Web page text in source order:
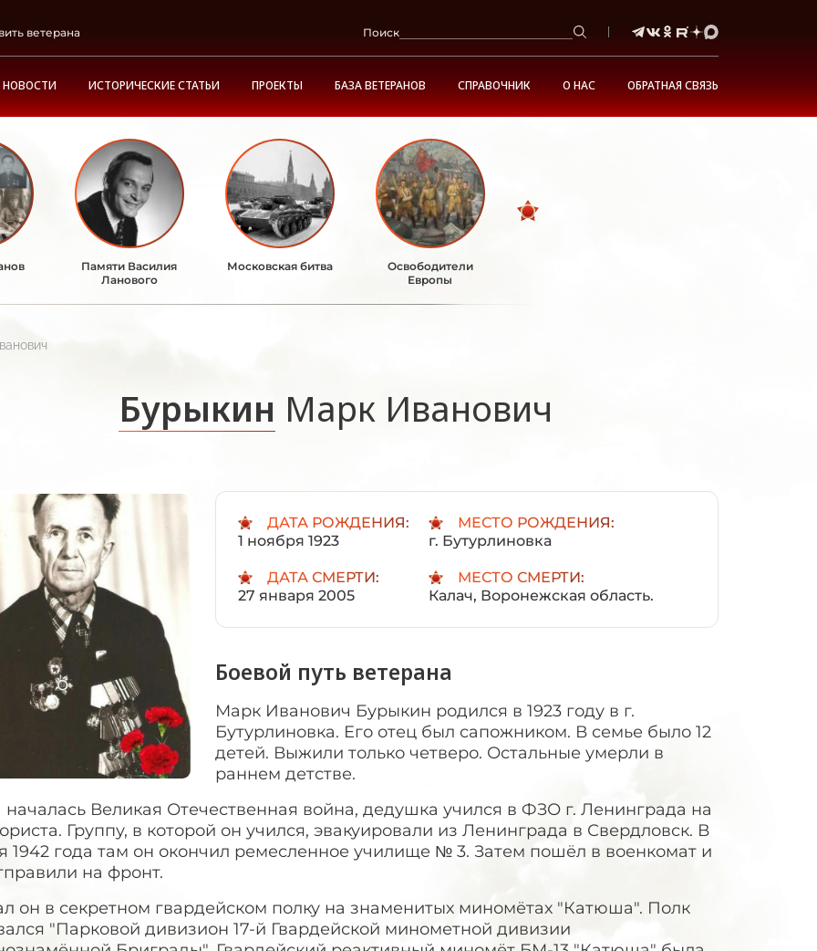
ветерана Поиск
НОВОСТИ ИСТОРИЧЕСКИЕ СТАТЬИ ПРОЕКТЫ БАЗА ВЕТЕРАНОВ СПРАВОЧНИК О НАС ОБРАТНАЯ СВЯЗЬ
Памяти Василия
Ланового
Московская битва
Освободители
Европы
Бурыкин Марк Иванович
ДАТА РОЖДЕНИЯ:
1 ноября 1923
МЕСТО РОЖДЕНИЯ:
г. Бутурлиновка
ДАТА СМЕРТИ:
27 января 2005
МЕСТО СМЕРТИ:
Калач, Воронежская область.
Боевой путь ветерана
Марк Иванович Бурыкин родился в 1923 году в г.
Бутурлиновка. Его отец был сапожником. В семье было 12
детей. Выжили только четверо. Остальные умерли в
раннем детстве.
началась Великая Отечественная война, дедушка учился в ФЗО г. Ленинграда на
Группу, в которой он учился, эвакуировали из Ленинграда в Свердловск. В
1942 года там он окончил ремесленное училище № 3. Затем пошёл в военкомат и
на фронт.
он в секретном гвардейском полку на знаменитых миномётах "Катюша". Полк
"Парковой дивизион 17-й Гвардейской минометной дивизии